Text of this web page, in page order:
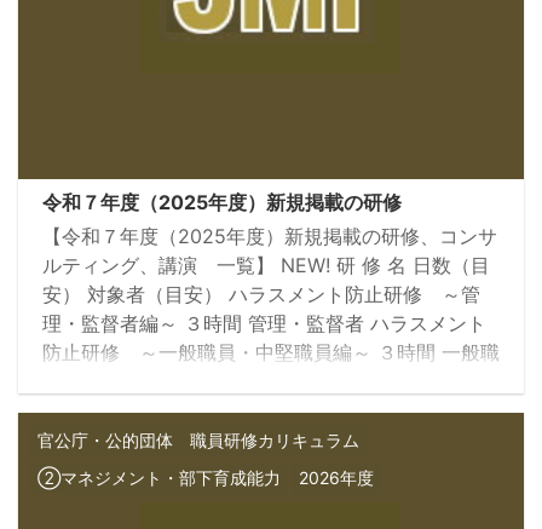
令和７年度（2025年度）新規掲載の研修
【令和７年度（2025年度）新規掲載の研修、コンサ
ルティング、講演 一覧】 NEW! 研 修 名 日数（目
安） 対象者（目安） ハラスメント防止研修 ～管
理・監督者編～ ３時間 管理・監督者 ハラスメント
防止研修 ～一般職員・中堅職員編～ ３時間 一般職
務、人～ １日 管理者 褒め方・叱り方研修 １日 管
理・監督者 心理的安全性研修 ３時間 管理・監督者
１on１ミーティング研修 ３時間 理・監督者 メンタ
ルヘルス研修 ～セルフケア～ ３時間 全職員 メン
官公庁・公的団体 職員研修カリキュラム
②マネジメント・部下育成能力
2026年度